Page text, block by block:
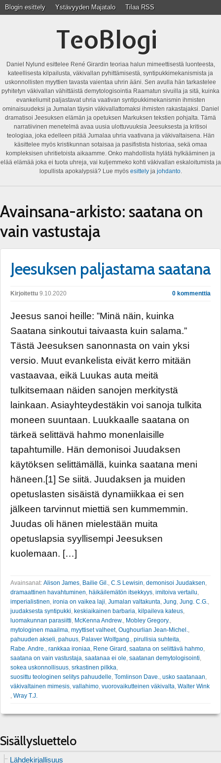
Blogin esittely Ystävyyden Majatalo Tilaa RSS
TeoBlogi
Daniel Nylund esittelee René Girardin teoriaa halun mimeettisestä luonteesta,
kateellisesta kilpailusta, väkivallan pyhittämisestä, syntipukkimekanismista ja
uskonnollisten myyttien tavasta vaientaa uhrin ääni. Sen avulla hän tarkastelee
pyhitetyn väkivallan vähittäistä demytologisointia Raamatun sivuilla ja sitä, kuinka
evankeliumit paljastavat uhria vaativan syntipukkimekanismin ihmisten
ominaisuudeksi ja Jumalan täysin väkivallattomaksi ihmisten rakastajaksi. Daniel
dramatisoi Jeesuksen elämän ja opetuksen Markuksen tekstien pohjalta. Tämä
narratiivinen menetelmä avaa uusia ulottuvuuksia Jeesuksesta ja kritisoi
teologiaa, joka edelleen pitää Jumalaa uhria vaativana ja väkivaltaisena. Hän
käsittelee myös kristikunnan sotaisaa ja pasifistista historiaa, sekä omaa
kompleksisen uhritietoista aikaamme. Onko mahdollista hylätä hylkääminen ja
elää elämää joka ei tuota uhreja, vai kuljemmeko kohti väkivallan eskaloitumista ja
lopullista apokalypsiä? Lue myös esittelyja johdanto.
Avainsana-arkisto: saatana on
vain vastustaja
Jeesuksen paljastama saatana
Kirjoitettu 9.10.2020 0 kommenttia
Jeesus sanoi heille: ”Minä näin, kuinka
Saatana sinkoutui taivaasta kuin salama.”
Tästä Jeesuksen sanonnasta on vain yksi
versio. Muut evankelista eivät kerro mitään
vastaavaa, eikä Luukas auta meitä
tulkitsemaan näiden sanojen merkitystä
lainkaan. Asiayhteydestäkin voi sanoja tulkita
moneen suuntaan. Luukkaalle saatana on
tärkeä selittävä hahmo monenlaisille
tapahtumille. Hän demonisoi Juudaksen
käytöksen selittämällä, kuinka saatana meni
häneen.[1] Se siitä. Juudaksen ja muiden
opetuslasten sisäistä dynamiikkaa ei sen
jälkeen tarvinnut miettiä sen kummemmin.
Juudas oli hänen mielestään muita
opetuslapsia syyllisempi Jeesuksen
kuolemaan. […]
Avainsanat: Alison James Bailie Gil. C.S Lewisin demonisoi Juudaksen
dramaattinen havahtuminen häikäilemätön itsekkyys imitoiva vertailu
imperialistinen ironia on vaikea laji Jumalan valtakunta Jung Jung. C.G.
juudaksesta syntipukki keskiaikainen barbaria kilpaileva kateus
luomakunnan parasiitti McKenna Andrew. Mobley Gregory.
mytologinen maailma myyttiset valheet, Oughourlian Jean-Michel.
pahuuden akseli pahuus Palaver Wolfgang. pirullisia suhteita
Rabe. Andre.
rankkaa ironiaa Rene Girard saatana on selittävä hahmo
saatana on vain vastustaja saatanaa ei ole saatanan demytologisointi
sokea uskonnollisuus srkastinen pilkka
suosittu teologinen selitys pahuudelle Tomlinson Dave. usko saatanaan
väkivaltainen mimesis vallahimo vuorovaikutteinen väkivalta Walter Wink
Wray T.J.
Sisällysluettelo
Lähdekirjallisuus